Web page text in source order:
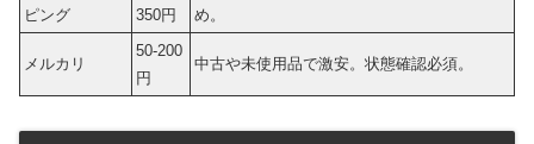
ピング
350円
め。
メルカリ
50-200
円
中古や未使用品で激安。状態確認必須。